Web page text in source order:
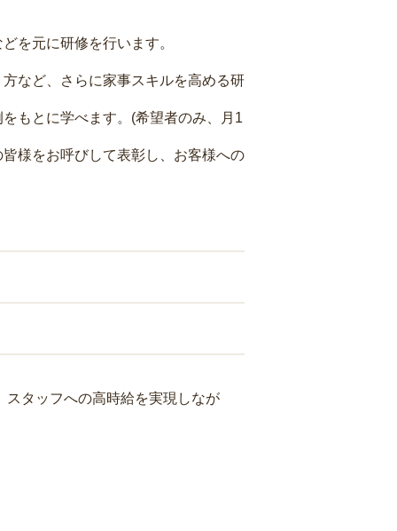
を元に研修を行います。
など、さらに家事スキルを高める研
もとに学べます。(希望者のみ、月1
様をお呼びして表彰し、お客様への
タッフへの高時給を実現しなが